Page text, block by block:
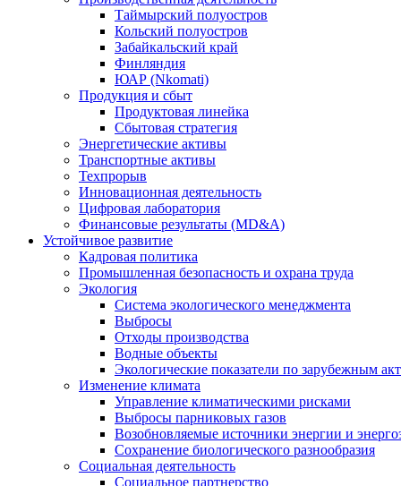
Таймырский полуостров
Кольский полуостров
Забайкальский край
Финляндия
ЮАР (Nkomati)
Продукция и сбыт
Продуктовая линейка
Сбытовая стратегия
Энергетические активы
Транспортные активы
Техпрорыв
Инновационная деятельность
Цифровая лаборатория
Финансовые результаты (MD&A)
Устойчивое развитие
Кадровая политика
Промышленная безопасность и охрана труда
Экология
Система экологического менеджмента
Выбросы
Отходы производства
Водные объекты
Экологические показатели по зарубежным
Изменение климата
Управление климатическими рисками
Выбросы парниковых газов
Возобновляемые источники энергии и
Сохранение биологического разнообразия
Социальная деятельность
Социальное партнерство